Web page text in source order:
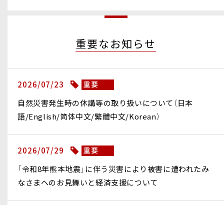
重要なお知らせ
2026/07/23 重要
自然災害発生時の休講等の取り扱いについて（日本
語/English/简体中文/繁體中文/Korean）
2026/07/29 重要
「令和8年熊本地震」に伴う災害により被害に遭われたみ
なさまへのお見舞いと経済支援について